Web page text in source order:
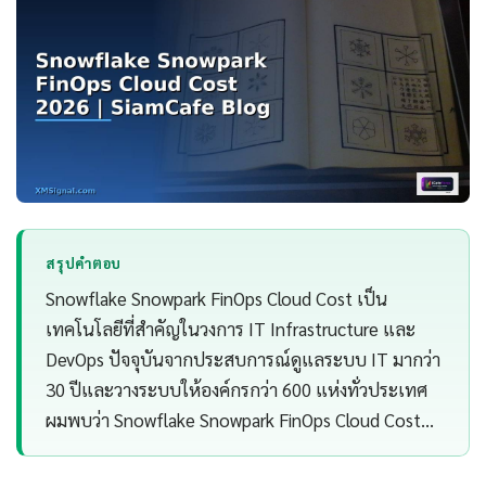
สรุปคำตอบ
Snowflake Snowpark FinOps Cloud Cost เป็น
เทคโนโลยีที่สำคัญในวงการ IT Infrastructure และ
DevOps ปัจจุบันจากประสบการณ์ดูแลระบบ IT มากว่า
30 ปีและวางระบบให้องค์กรกว่า 600 แห่งทั่วประเทศ
ผมพบว่า Snowflake Snowpark FinOps Cloud Cost…